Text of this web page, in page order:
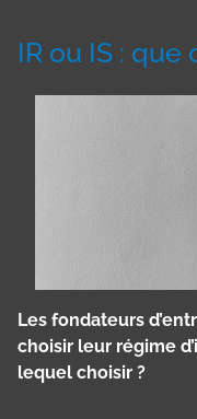
IR ou IS : que
Les fondateurs
choisir leur régime
lequel choisir ?